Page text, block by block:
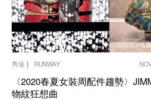
秀場 ｜ RUNWAY
〈2020春夏女裝周配件趨勢〉
物紋狂想曲